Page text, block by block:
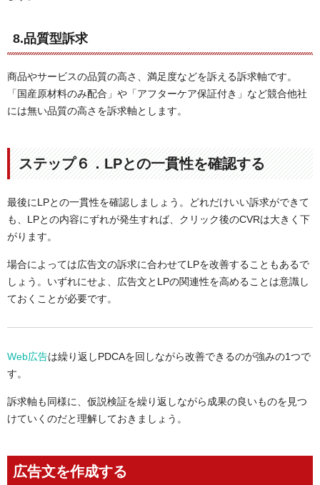
8.品質型訴求
商品やサービスの品質の高さ、満足度などを訴える訴求軸です。
「国産原材料のみ配合」や「アフターケア保証付き」など競合他社
には無い品質の高さを訴求軸とします。
ステップ６．LPとの一貫性を確認する
最後にLPとの一貫性を確認しましょう。どれだけいい訴求ができて
も、LPとの内容にずれが発生すれば、クリック後のCVRは大きく下
がります。
場合によっては広告文の訴求に合わせてLPを改善することもあるで
しょう。いずれにせよ、広告文とLPの関連性を高めることは意識し
ておくことが必要です。
Web広告は繰り返しPDCAを回しながら改善できるのが強みの1つで
す。
訴求軸も同様に、仮説検証を繰り返しながら成果の良いものを見つ
けていくのだと理解しておきましょう。
広告文を作成する